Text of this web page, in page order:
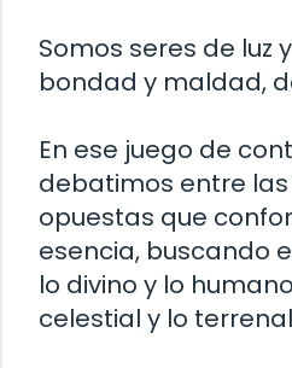
Somos seres de luz
bondad y maldad,
En ese juego de
debatimos entre las
opuestas que
esencia, buscando
lo divino y lo
celestial y lo